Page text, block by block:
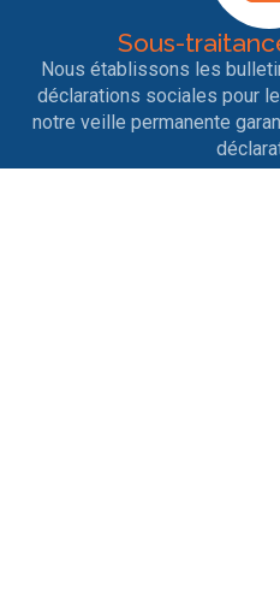
Sous-
Nous établissons les
déclarations sociales pour
notre veille permanente